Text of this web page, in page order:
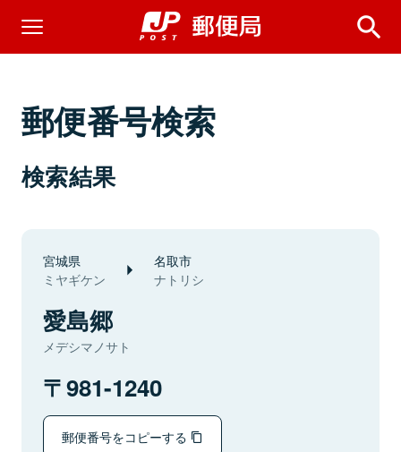
郵便番号検索
検索結果
宮城県
ミヤギケン
名取市
ナトリシ
愛島郷
メデシマノサト
981-1240
郵便番号をコピーする